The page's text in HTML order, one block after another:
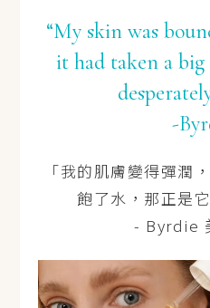
“My skin was
it had taken a
-
「我的肌膚變得彈潤
飽了水，那正是
- Byrdie